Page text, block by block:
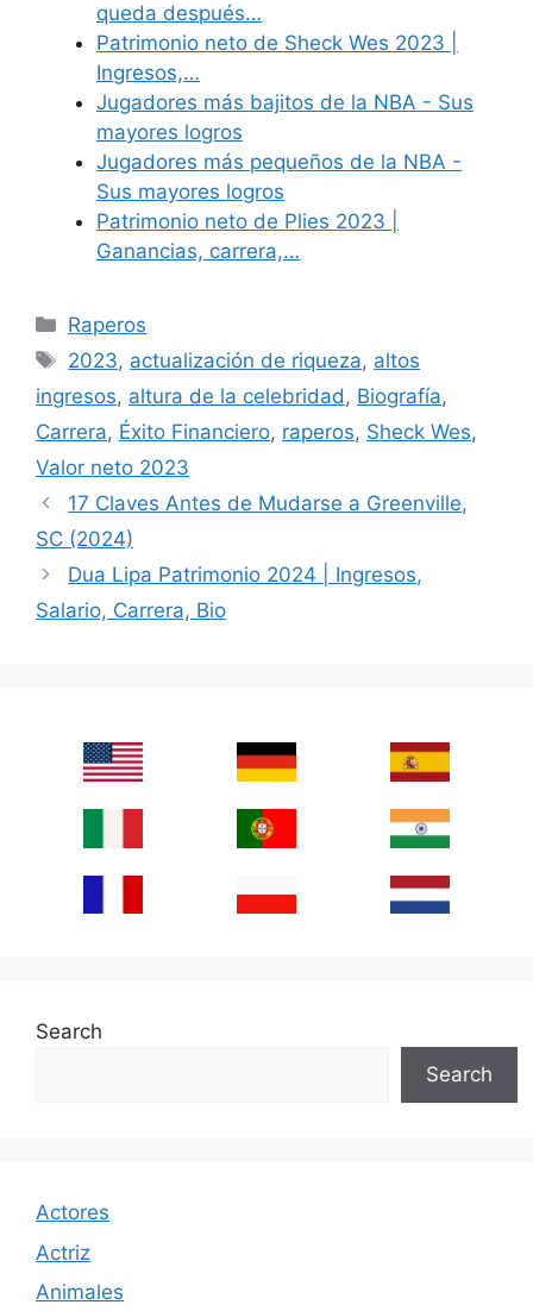
queda después…
Patrimonio neto de Sheck Wes 2023 |
Ingresos,…
Jugadores más bajitos de la NBA - Sus
mayores logros
Jugadores más pequeños de la NBA -
Sus mayores logros
Patrimonio neto de Plies 2023 |
Ganancias, carrera,…
Categories
Raperos
Tags
2023, actualización de riqueza, altos
ingresos, altura de la celebridad, Biografía,
Carrera, Éxito Financiero, raperos, Sheck Wes,
Valor neto 2023
17 Claves Antes de Mudarse a Greenville,
SC (2024)
Dua Lipa Patrimonio 2024 | Ingresos,
Salario, Carrera, Bio
Search
Search
Actores
Actriz
Animales